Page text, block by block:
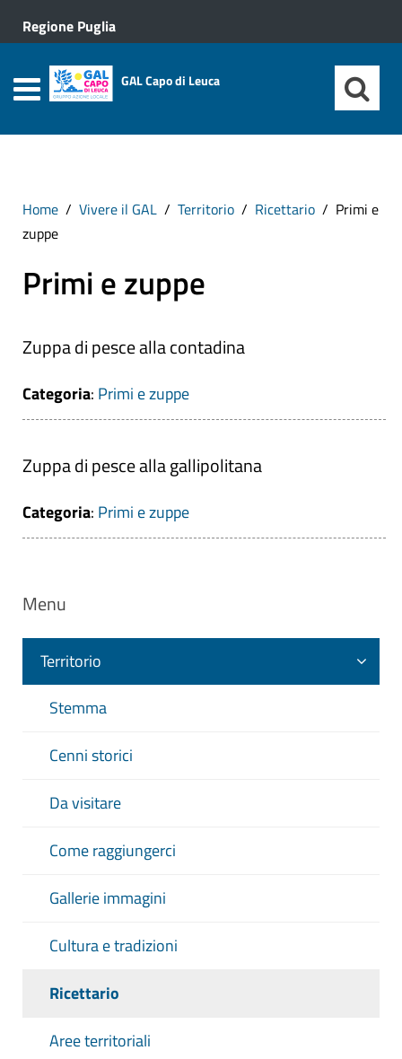
Regione Puglia
GAL Capo di Leuca
Home Vivere il GAL Territorio Ricettario
Primi e
zuppe
Primi e zuppe
Zuppa di pesce alla contadina
Categoria: Primi e zuppe
Zuppa di pesce alla gallipolitana
Categoria: Primi e zuppe
Menu
Territorio
Stemma
Cenni storici
Da visitare
Come raggiungerci
Gallerie immagini
Cultura e tradizioni
Ricettario
Aree territoriali